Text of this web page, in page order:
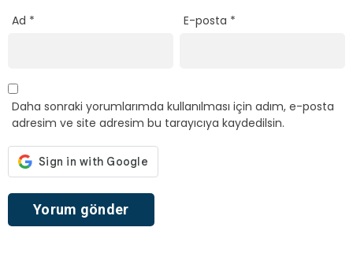
Ad * E-posta *
Daha sonraki yorumlarımda kullanılması için adım, e-posta
adresim ve site adresim bu tarayıcıya kaydedilsin.